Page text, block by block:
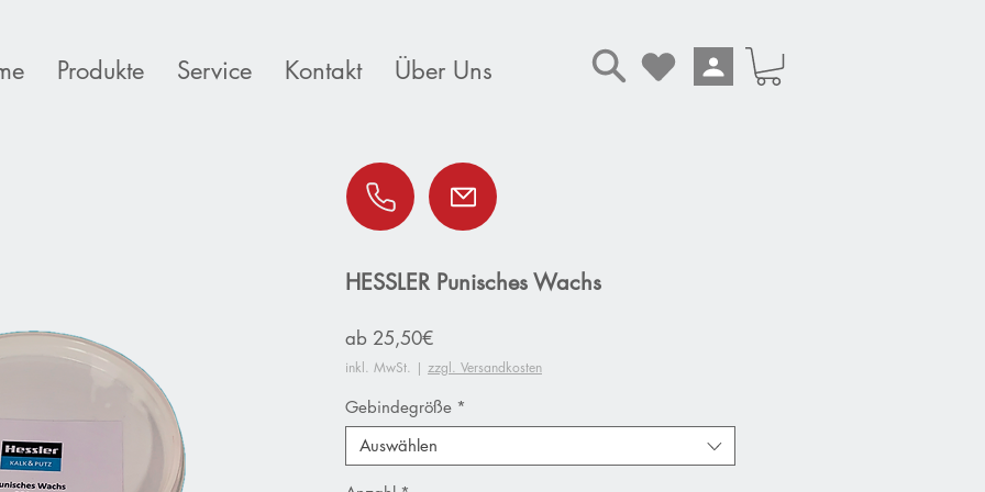
Produkte Service Kontakt Über Uns
HESSLER Punisches Wachs
ab 25,50€Sale-
Preis
inkl. MwSt. | zzgl. Versandkosten
Gebindegröße *
Auswählen